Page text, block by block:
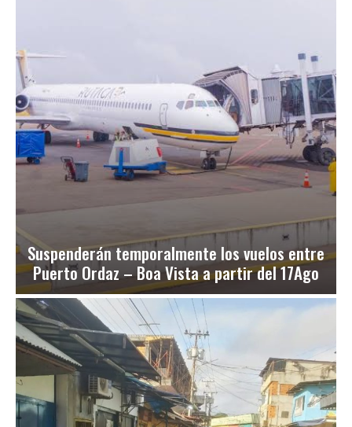
Suspenderán temporalmente los vuelos entre
Puerto Ordaz – Boa Vista a partir del 17Ago